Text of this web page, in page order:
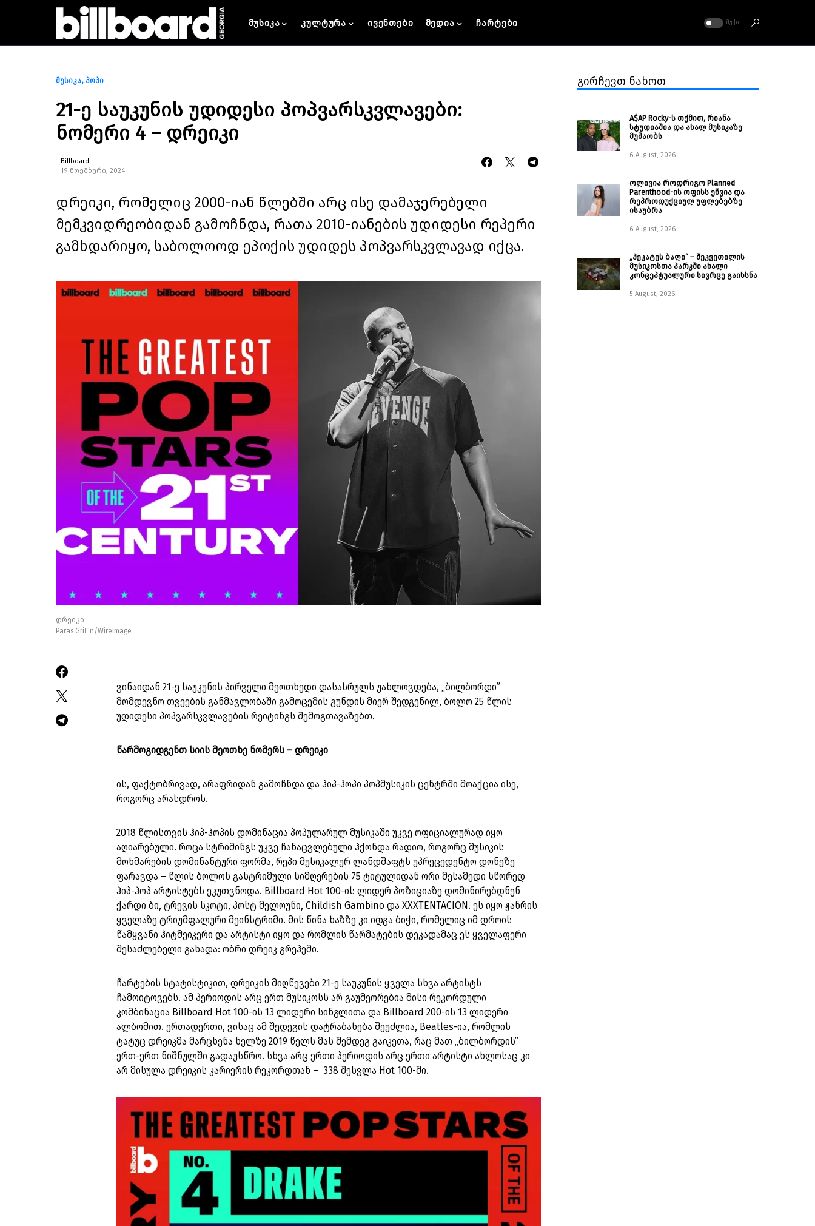
მუსიკა კულტურა ივენთები მედია ჩარტები ᲛᲣᲥᲘ
მუსიკა პოპი
21-ე საუკუნის უდიდესი პოპვარსკვლავები:
ნომერი 4 – დრეიკი
Billboard
19 ნოემბერი, 2024
დრეიკი, რომელიც 2000-იან წლებში არც ისე დამაჯერებელი
მემკვიდრეობიდან გამოჩნდა, რათა 2010-იანების უდიდესი რეპერი
გამხდარიყო, საბოლოოდ ეპოქის უდიდეს პოპვარსკვლავად იქცა.
დრეიკი
Paras Griffin/WireImage
ვინაიდან 21-ე საუკუნის პირველი მეოთხედი დასასრულს უახლოვდება, „ბილბორდი”
მომდევნო თვეების განმავლობაში გამოცემის გუნდის მიერ შედგენილ, ბოლო 25 წლის
უდიდესი პოპვარსკვლავების რეიტინგს შემოგთავაზებთ.
წარმოგიდგენთ სიის მეოთხე ნომერს – დრეიკი
ის, ფაქტობრივად, არაფრიდან გამოჩნდა და ჰიპ-ჰოპი პოპმუსიკის ცენტრში მოაქცია ისე,
როგორც არასდროს.
2018 წლისთვის ჰიპ-ჰოპის დომინაცია პოპულარულ მუსიკაში უკვე ოფიციალურად იყო
აღიარებული. როცა სტრიმინგს უკვე ჩანაცვლებული ჰქონდა რადიო, როგორც მუსიკის
მოხმარების დომინანტური ფორმა, რეპი მუსიკალურ ლანდშაფტს უპრეცედენტო დონეზე
ფარავდა – წლის ბოლოს გასტრიმული სიმღერების 75 ტიტულიდან ორი მესამედი სწორედ
ჰიპ-ჰოპ არტისტებს ეკუთვნოდა. Billboard Hot 100-ის ლიდერ პოზიციაზე დომინირებდნენ
ქარდი ბი, ტრევის სკოტი, პოსტ მელოუნი, Childish Gambino და XXXTENTACION. ეს იყო ჟანრის
ყველაზე ტრიუმფალური მეინსტრიმი. მის წინა ხაზზე კი იდგა ბიჭი, რომელიც იმ დროის
წამყვანი ჰიტმეიკერი და არტისტი იყო და რომლის წარმატების დეკადამაც ეს ყველაფერი
შესაძლებელი გახადა: ობრი დრეიკ გრეჰემი.
ჩარტების სტატისტიკით, დრეიკის მიღწევები 21-ე საუკუნის ყველა სხვა არტისტს
ჩამოიტოვებს. ამ პერიოდის არც ერთ მუსიკოსს არ გაუმეორებია მისი რეკორდული
კომბინაცია Billboard Hot 100-ის 13 ლიდერი სინგლითა და Billboard 200-ის 13 ლიდერი
ალბომით. ერთადერთი, ვისაც ამ შედეგის დატრაბახება შეუძლია, Beatles-ია, რომლის
ტატუც დრეიკმა მარცხენა ხელზე 2019 წელს მას შემდეგ გაიკეთა, რაც მათ „ბილბორდის”
ერთ-ერთ ნიშნულში გადაუსწრო. სხვა არც ერთი პერიოდის არც ერთი არტისტი ახლოსაც კი
არ მისულა დრეიკის კარიერის რეკორდთან – 338 შესვლა Hot 100-ში.
გირჩევთ ნახოთ
A$AP Rocky-ს თქმით, რიანა
სტუდიაშია და ახალ მუსიკაზე
მუშაობს
6 August, 2026
ოლივია როდრიგო Planned
Parenthood-ის ოფისს ეწვია და
რეპროდუქციულ უფლებებზე
ისაუბრა
6 August, 2026
„ჰეკატეს ბაღი“ – შეკვეთილის
მუსიკოსთა პარკში ახალი
კონცეპტუალური სივრცე გაიხსნა ￼
5 August, 2026